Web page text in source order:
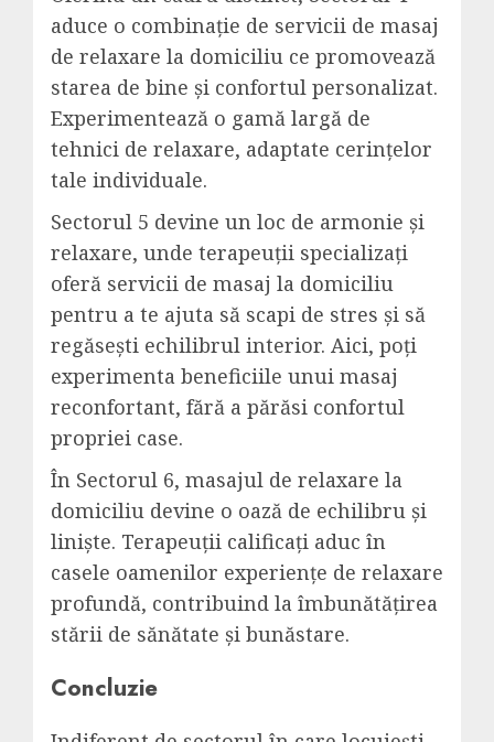
aduce o combinație de servicii de masaj
de relaxare la domiciliu ce promovează
starea de bine și confortul personalizat.
Experimentează o gamă largă de
tehnici de relaxare, adaptate cerințelor
tale individuale.
Sectorul 5 devine un loc de armonie și
relaxare, unde terapeuții specializați
oferă servicii de masaj la domiciliu
pentru a te ajuta să scapi de stres și să
regăsești echilibrul interior. Aici, poți
experimenta beneficiile unui masaj
reconfortant, fără a părăsi confortul
propriei case.
În Sectorul 6, masajul de relaxare la
domiciliu devine o oază de echilibru și
liniște. Terapeuții calificați aduc în
casele oamenilor experiențe de relaxare
profundă, contribuind la îmbunătățirea
stării de sănătate și bunăstare.
Concluzie